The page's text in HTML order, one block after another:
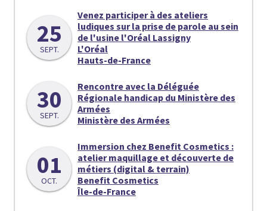
25
SEPT.
Venez participer à des ateliers
ludiques sur la prise de parole au sein
de l'usine l'Oréal Lassigny
L'Oréal
Hauts-de-France
30
SEPT.
Rencontre avec la Déléguée
Régionale handicap du Ministère des
Armées
Ministère des Armées
01
OCT.
Immersion chez Benefit Cosmetics :
atelier maquillage et découverte de
métiers (digital & terrain)
Benefit Cosmetics
Île-de-France